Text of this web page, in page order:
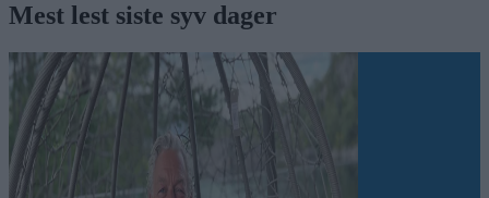
Mest lest siste syv dager